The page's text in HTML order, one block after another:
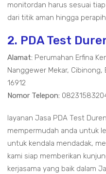
monitordan harus sesuai
dari titik aman hingga
2. PDA Test
Alamat: Perumahan Erfina
Nanggewer Mekar,
16912
Nomor Telepon:
layanan Jasa PDA Test
mempermudah anda untuk
untuk kendala mendadak,
kami siap memberikan
kerjasama yang baik dalam